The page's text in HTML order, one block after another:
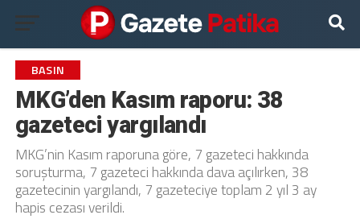
BASIN
MKG’den Kasım raporu: 38
gazeteci yargılandı
MKG’nin Kasım raporuna göre, 7 gazeteci hakkında
soruşturma, 7 gazeteci hakkında dava açılırken, 38
gazetecinin yargılandı, 7 gazeteciye toplam 2 yıl 3 ay
hapis cezası verildi.